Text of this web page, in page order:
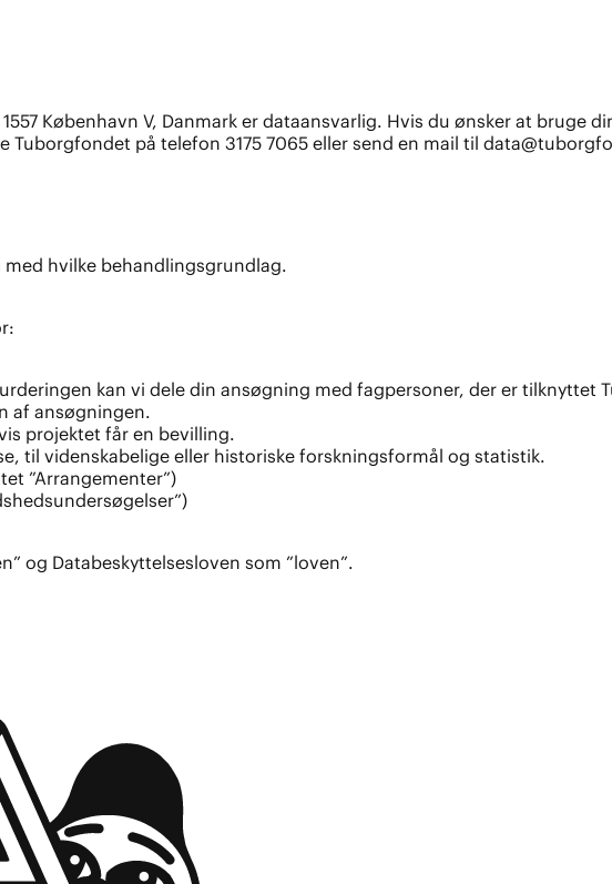
København V, Danmark er dataansvarlig. Hvis du ønsker at bruge
på telefon 3175 7065 eller send en mail til
hvilke behandlingsgrundlag.
kan vi dele din ansøgning med fagpersoner, der er tilknyttet
af ansøgningen.
projektet får en bevilling.
til videnskabelige eller historiske forskningsformål og statistik.
”Arrangementer”)
og Databeskyttelsesloven som ”loven”.